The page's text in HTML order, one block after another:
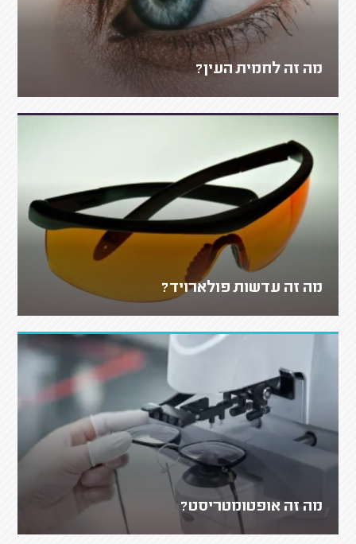
מה זה לחמית העין?
מה זה עדשות פולארויד?
מה זה אופטומטריסט?